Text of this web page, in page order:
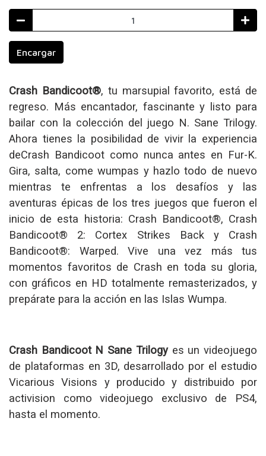
Encargar
Crash Bandicoot®, tu marsupial favorito, está de
regreso. Más encantador, fascinante y listo para
bailar con la colección del juego N. Sane Trilogy.
Ahora tienes la posibilidad de vivir la experiencia
deCrash Bandicoot como nunca antes en Fur-K.
Gira, salta, come wumpas y hazlo todo de nuevo
mientras te enfrentas a los desafíos y las
aventuras épicas de los tres juegos que fueron el
inicio de esta historia: Crash Bandicoot®, Crash
Bandicoot® 2: Cortex Strikes Back y Crash
Bandicoot®: Warped. Vive una vez más tus
momentos favoritos de Crash en toda su gloria,
con gráficos en HD totalmente remasterizados, y
prepárate para la acción en las Islas Wumpa.
Crash Bandicoot N Sane Trilogyes un videojuego
de plataformas en 3D, desarrollado por el estudio
Vicarious Visions y producido y distribuido por
activision como videojuego exclusivo de PS4,
hasta el momento.